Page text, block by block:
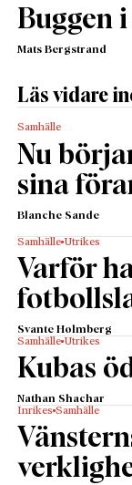
Buggen
Mats Bergstrand
Läs vidare
Samhälle
Nu
sina
Blanche Sande
Samhälle Utrikes
Varför
Svante Holmberg
Samhälle Utrikes
Kubas
Nathan Shachar
Inrikes Samhälle